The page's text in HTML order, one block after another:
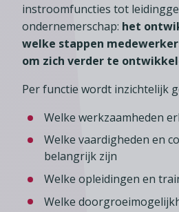
instroomfuncties tot
ondernemerschap: het
welke stappen
om zich verder te
Per functie wordt inzichtelijk
Welke werkzaamheden
Welke vaardigheden en
belangrijk zijn
Welke opleidingen en
Welke